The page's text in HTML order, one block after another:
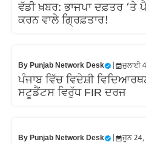
ਵੱਡੀ ਖ਼ਬਰ: ਭਾਜਪਾ ਦਫ਼ਤਰ ‘ਤੇ
ਕਰਨ ਵਾਲੇ ਗ੍ਰਿਫ਼ਤਾਰ!
ByPunjab Network Desk ਜੁਲਾਈ
ਪੰਜਾਬ ਵਿੱਚ ਵਿਦੇਸ਼ੀ
ਸਟੂਡੈਂਟਸ ਵਿਰੁੱਧ FIR ਦਰਜ
ByPunjab Network Desk ਜੂਨ 24,